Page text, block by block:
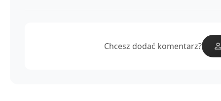
Chcesz dodać komentarz?